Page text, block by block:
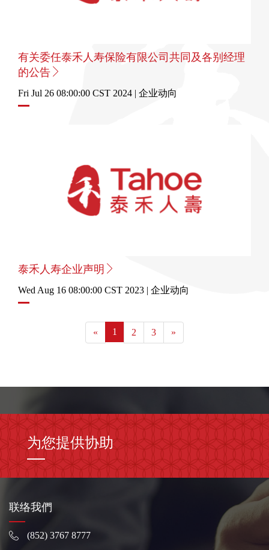
有关委任泰禾人寿保险有限公司共同及各别经理
的公告
Fri Jul 26 08:00:00 CST 2024 | 企业动向
泰禾人寿企业声明
Wed Aug 16 08:00:00 CST 2023 | 企业动向
« 1 2 3 »
为您提供协助
联络我們
(852) 3767 8777